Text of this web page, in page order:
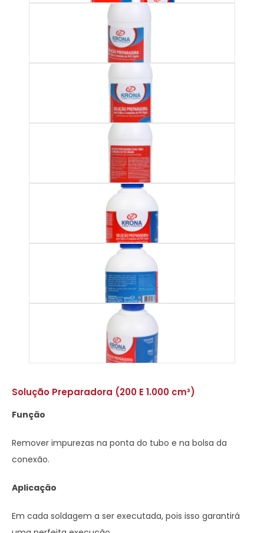
Solução Preparadora (200 E 1.000 cm³)
Função
Remover impurezas na ponta do tubo e na bolsa da
conexão.
Aplicação
Em cada soldagem a ser executada, pois isso garantirá